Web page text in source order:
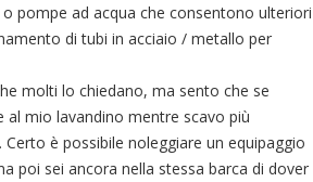
pompe ad acqua che consentono ulteriori
di tubi in acciaio / metallo per
molti lo chiedano, ma sento che se
mio lavandino mentre scavo più
è possibile noleggiare un equipaggio
poi sei ancora nella stessa barca di dover